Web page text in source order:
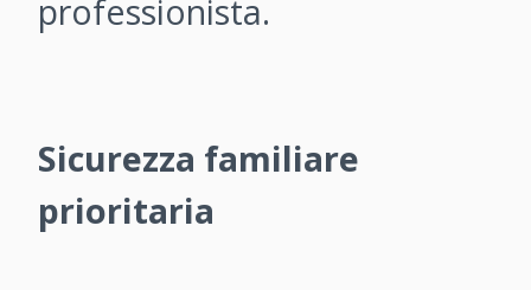
professionista.
Sicurezza familiare
prioritaria